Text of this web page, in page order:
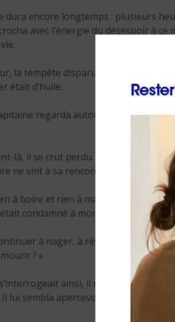
dura encore longtemps : plusieurs
avec l’énergie du désespoir à
la tempête disparut comme elle
était d’huile.
regarda autour de lui. Il était
là, il se crut perdu. Ayant préféré
ne vint à sa rencontre.
à boire et rien à manger. Il avait
condamné à mort. Aussi se posa-
à nager, à résister à la
? »
ainsi, il regarda à
lui sembla apercevoir au loin un